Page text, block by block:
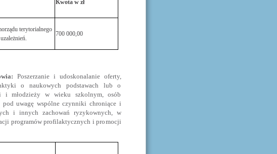
Kwota w zł
terytorialnego
700 000,00
Poszerzanie i udoskonalanie oferty,
o naukowych podstawach lub o
i młodzieży w wieku szkolnym, osób
uwagę wspólne czynniki chroniące i
i innych zachowań ryzykownych, w
programów profilaktycznych i promocji